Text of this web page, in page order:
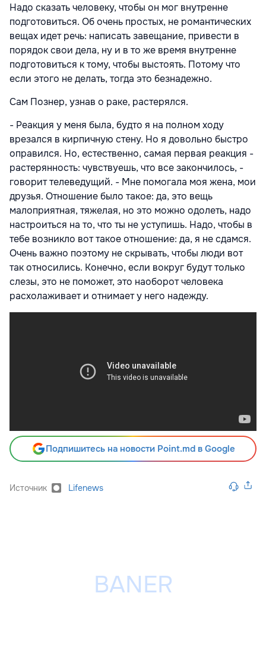
Надо сказать человеку, чтобы он мог внутренне
подготовиться. Об очень простых, не романтических
вещах идет речь: написать завещание, привести в
порядок свои дела, ну и в то же время внутренне
подготовиться к тому, чтобы выстоять. Потому что
если этого не делать, тогда это безнадежно.
Сам Познер, узнав о раке, растерялся.
- Реакция у меня была, будто я на полном ходу
врезался в кирпичную стену. Но я довольно быстро
оправился. Но, естественно, самая первая реакция -
растерянность: чувствуешь, что все закончилось, -
говорит телеведущий. - Мне помогала моя жена, мои
друзья. Отношение было такое: да, это вещь
малоприятная, тяжелая, но это можно одолеть, надо
настроиться на то, что ты не уступишь. Надо, чтобы в
тебе возникло вот такое отношение: да, я не сдамся.
Очень важно поэтому не скрывать, чтобы люди вот
так относились. Конечно, если вокруг будут только
слезы, это не поможет, это наоборот человека
расхолаживает и отнимает у него надежду.
Подпишитесь на новости Point.md в Google
Источник Lifenews